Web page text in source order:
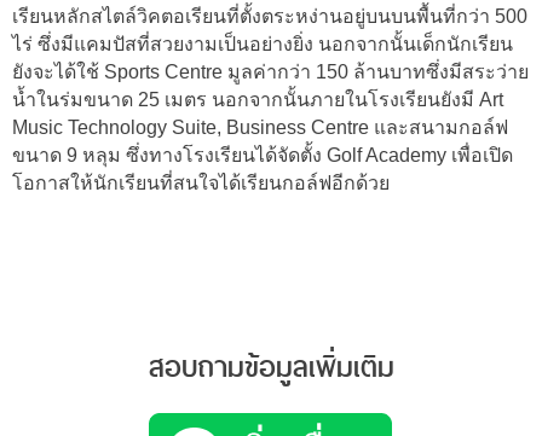
เรียนหลักสไตล์วิคตอเรียนที่ตั้งตระหง่านอยู่บนบนพื้นที่กว่า 500
ไร่ ซึ่งมีแคมปัสที่สวยงามเป็นอย่างยิ่ง นอกจากนั้นเด็กนักเรียน
ยังจะได้ใช้ Sports Centre มูลค่ากว่า 150 ล้านบาทซึ่งมีสระว่าย
น้ำในร่มขนาด 25 เมตร นอกจากนั้นภายในโรงเรียนยังมี Art
Music Technology Suite, Business Centre และสนามกอล์ฟ
ขนาด 9 หลุม ซึ่งทางโรงเรียนได้จัดตั้ง Golf Academy เพื่อเปิด
โอกาสให้นักเรียนที่สนใจได้เรียนกอล์ฟอีกด้วย
สอบถามข้อมูลเพิ่มเติม